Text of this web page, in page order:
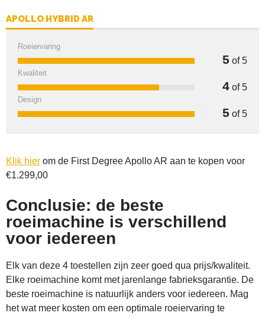
APOLLO HYBRID AR
Roeiervaring
5 of 5
Kwaliteit
4 of 5
Design
5 of 5
Klik hier om de First Degree Apollo AR aan te kopen voor
€1.299,00
Conclusie: de beste
roeimachine is verschillend
voor iedereen
Elk van deze 4 toestellen zijn zeer goed qua prijs/kwaliteit.
Elke roeimachine komt met jarenlange fabrieksgarantie. De
beste roeimachine is natuurlijk anders voor iedereen. Mag
het wat meer kosten om een optimale roeiervaring te